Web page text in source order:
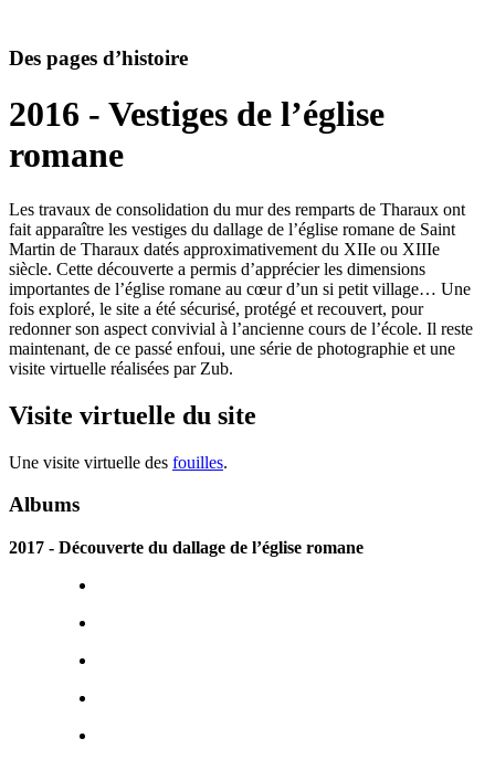
Des pages d’histoire
2016 - Vestiges de l’église
romane
Les travaux de consolidation du mur des remparts de Tharaux ont
fait apparaître les vestiges du dallage de l’église romane de Saint
Martin de Tharaux datés approximativement du XIIe ou XIIIe
siècle. Cette découverte a permis d’apprécier les dimensions
importantes de l’église romane au cœur d’un si petit village… Une
fois exploré, le site a été sécurisé, protégé et recouvert, pour
redonner son aspect convivial à l’ancienne cours de l’école. Il reste
maintenant, de ce passé enfoui, une série de photographie et une
visite virtuelle réalisées par Zub.
Visite virtuelle du site
Une visite virtuelle des fouilles.
Albums
2017 - Découverte du dallage de l’église romane